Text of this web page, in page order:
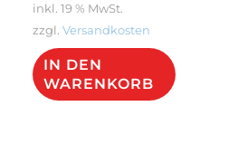
inkl. 19 % MwSt.
zzgl.Versandkosten
IN DEN
WARENKORB